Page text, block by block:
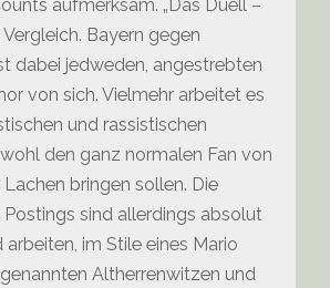
aufmerksam. „Das Duell –
Bayern gegen
dabei jedweden, angestrebten
von sich. Vielmehr arbeitet es
und rassistischen
den ganz normalen Fan von
bringen sollen. Die
Postings sind allerdings absolut
im Stile eines Mario
Altherrenwitzen und